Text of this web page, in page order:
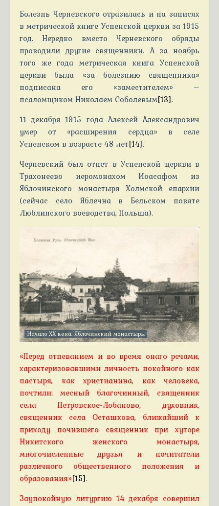
Болезнь Черневского отразилась и на записях
в метрической книге Успенской церкви за 1915
год. Нередко вместо Черневского обряды
проводили другие священники. А за ноябрь
того же года метрическая книга Успенской
церкви была «за болезнию священника»
подписана его «заместителем» –
псаломщиком Николаем Соболевым[13].
11 декабря 1915 года Алексей Александрович
умер от «расширения сердца» в селе
Успенском в возрасте 48 лет[14].
Черневский был отпет в Успенской церкви в
Трахонеево иеромонахом Иоасафом из
Яблочинского монастыря Холмской епархии
(сейчас село Яблечна в Бельском повяте
Люблинского воеводства, Польша).
Начало XX века. Яблочинский монастырь.
«Перед отпеванием и во время онаго речами,
характеризовавшими личность покойного как
пастыря, как христианина, как человека,
почтили: месный благочинный, священник
села Петровское-Лобаново, духовник,
священник села Осташкова, ближайший к
приходу почившего священник при хуторе
Никитского женского монастыря,
многочисленные друзья и почитатели
различного общественного положения и
образования»[15].
Заупокойную литургию 14 декабря совершил